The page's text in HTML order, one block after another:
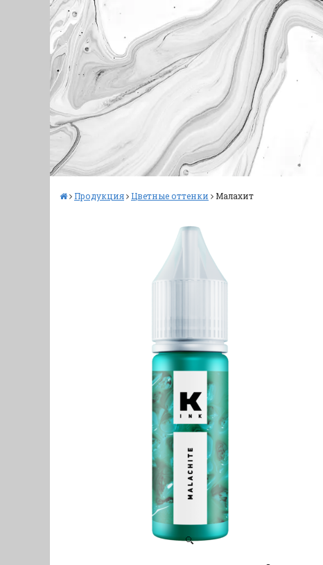
Продукция Цветные оттенки Малахит